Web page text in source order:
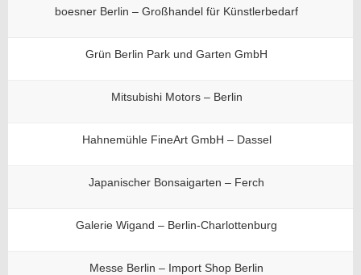
boesner Berlin – Großhandel für Künstlerbedarf
Grün Berlin Park und Garten GmbH
Mitsubishi Motors – Berlin
Hahnemühle FineArt GmbH – Dassel
Japanischer Bonsaigarten – Ferch
Galerie Wigand – Berlin-Charlottenburg
Messe Berlin – Import Shop Berlin